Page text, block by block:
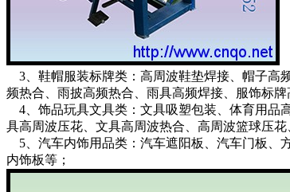
3、鞋帽服装标牌类：高周波鞋垫焊接、帽子高
频热合、雨披高频热合、雨具高频焊接、服饰标
4、饰品玩具文具类：文具吸塑包装、体育用品
具高周波压花、文具高周波热合、高周波篮球压
5、汽车内饰用品类：汽车遮阳板、汽车门板、
内饰板等；